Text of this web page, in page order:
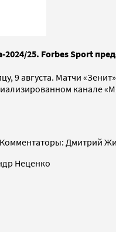
25. Forbes Sport
9 августа. Матчи
канале
Дмитрий
Неценко